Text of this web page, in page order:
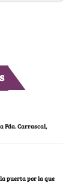
Fda. Carrascal,
puerta por la que